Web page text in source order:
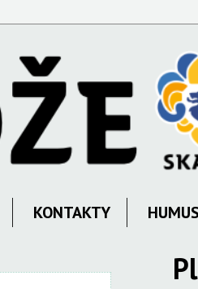
KONTAKTY